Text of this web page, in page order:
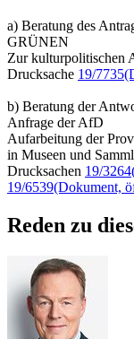
a) Beratung des
GRÜNEN
Zur kulturpolitischen
Drucksache 19/7735
b) Beratung der
Anfrage der AfD
Aufarbeitung der
in Museen und
Drucksachen 19/3264
19/6539(Dokument,
Reden zu